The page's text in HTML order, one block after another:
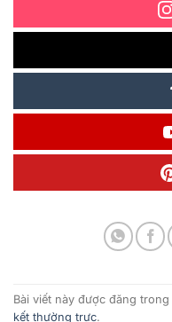
Bài viết này được đăng trong
kết thường trực.